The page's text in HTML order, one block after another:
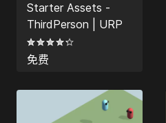
Starter Assets -
ThirdPerson | URP
初始资产 - 第三人称
控制器
免费